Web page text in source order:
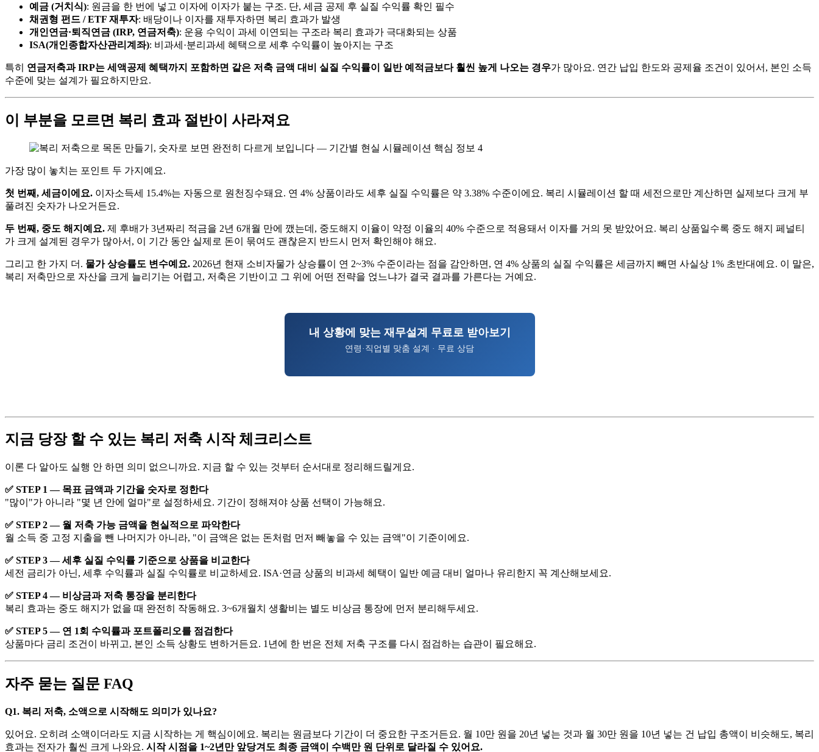
예금 (거치식): 원금을 한 번에 넣고 이자에 이자가 붙는 구조. 단, 세금 공제 후 실질 수익률 확인 필수
채권형 펀드 / ETF 재투자: 배당이나 이자를 재투자하면 복리 효과가 발생
개인연금·퇴직연금 (IRP, 연금저축): 운용 수익이 과세 이연되는 구조라 복리 효과가 극대화되는 상품
ISA(개인종합자산관리계좌): 비과세·분리과세 혜택으로 세후 수익률이 높아지는 구조
특히 연금저축과 IRP는 세액공제 혜택까지 포함하면 같은 저축 금액 대비 실질 수익률이 일반 예적금보다 훨씬 높게 나오는 경우가 많아요. 연간 납입 한도와 공제율 조건이 있어서, 본인 소득
수준에 맞는 설계가 필요하지만요.
이 부분을 모르면 복리 효과 절반이 사라져요
가장 많이 놓치는 포인트 두 가지예요.
첫 번째, 세금이에요. 이자소득세 15.4%는 자동으로 원천징수돼요. 연 4% 상품이라도 세후 실질 수익률은 약 3.38% 수준이에요. 복리 시뮬레이션 할 때 세전으로만 계산하면 실제보다 크게 부
풀려진 숫자가 나오거든요.
두 번째, 중도 해지예요. 제 후배가 3년짜리 적금을 2년 6개월 만에 깼는데, 중도해지 이율이 약정 이율의 40% 수준으로 적용돼서 이자를 거의 못 받았어요. 복리 상품일수록 중도 해지 페널티
가 크게 설계된 경우가 많아서, 이 기간 동안 실제로 돈이 묶여도 괜찮은지 반드시 먼저 확인해야 해요.
그리고 한 가지 더. 물가 상승률도 변수예요. 2026년 현재 소비자물가 상승률이 연 2~3% 수준이라는 점을 감안하면, 연 4% 상품의 실질 수익률은 세금까지 빼면 사실상 1% 초반대예요. 이 말은,
복리 저축만으로 자산을 크게 늘리기는 어렵고, 저축은 기반이고 그 위에 어떤 전략을 얹느냐가 결국 결과를 가른다는 거예요.
내 상황에 맞는 재무설계 무료로 받아보기
연령·직업별 맞춤 설계 · 무료 상담
지금 당장 할 수 있는 복리 저축 시작 체크리스트
이론 다 알아도 실행 안 하면 의미 없으니까요. 지금 할 수 있는 것부터 순서대로 정리해드릴게요.
✅ STEP 1 — 목표 금액과 기간을 숫자로 정한다
"많이"가 아니라 "몇 년 안에 얼마"로 설정하세요. 기간이 정해져야 상품 선택이 가능해요.
✅ STEP 2 — 월 저축 가능 금액을 현실적으로 파악한다
월 소득 중 고정 지출을 뺀 나머지가 아니라, "이 금액은 없는 돈처럼 먼저 빼놓을 수 있는 금액"이 기준이에요.
✅ STEP 3 — 세후 실질 수익률 기준으로 상품을 비교한다
세전 금리가 아닌, 세후 수익률과 실질 수익률로 비교하세요. ISA·연금 상품의 비과세 혜택이 일반 예금 대비 얼마나 유리한지 꼭 계산해보세요.
✅ STEP 4 — 비상금과 저축 통장을 분리한다
복리 효과는 중도 해지가 없을 때 완전히 작동해요. 3~6개월치 생활비는 별도 비상금 통장에 먼저 분리해두세요.
✅ STEP 5 — 연 1회 수익률과 포트폴리오를 점검한다
상품마다 금리 조건이 바뀌고, 본인 소득 상황도 변하거든요. 1년에 한 번은 전체 저축 구조를 다시 점검하는 습관이 필요해요.
자주 묻는 질문 FAQ
Q1. 복리 저축, 소액으로 시작해도 의미가 있나요?
있어요. 오히려 소액이더라도 지금 시작하는 게 핵심이에요. 복리는 원금보다 기간이 더 중요한 구조거든요. 월 10만 원을 20년 넣는 것과 월 30만 원을 10년 넣는 건 납입 총액이 비슷해도, 복리
효과는 전자가 훨씬 크게 나와요. 시작 시점을 1~2년만 앞당겨도 최종 금액이 수백만 원 단위로 달라질 수 있어요.